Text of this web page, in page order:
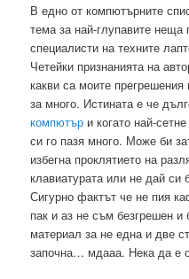
В едно от компютърните
тема за най-глупавите
специалисти на техните
Четейки признанията на
какви са моите
за много. Истината е че
компютър и когато най-
си го пазя много. Може би
избегна проклятието на
клавиатурата или не дай
Сигурно фактът че не пия
пак и аз не съм безгрешен
материал за не една и две
започна… мдааа. Нека да е